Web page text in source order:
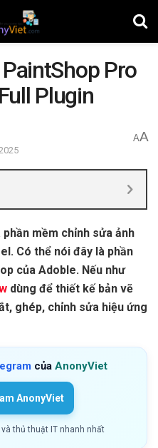
Pro
Plugin
AA
mềm chỉnh sửa ảnh
Có thể nói đây là phần
của Adoble. Nếu như
dùng để thiết kế bản vẽ
ghép, chỉnh sửa hiệu ứng
của AnonyViet
AnonyViet
thủ thuật IT nhanh nhất